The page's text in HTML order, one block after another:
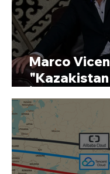
Marco
"Kazakistan
İlişkisinden